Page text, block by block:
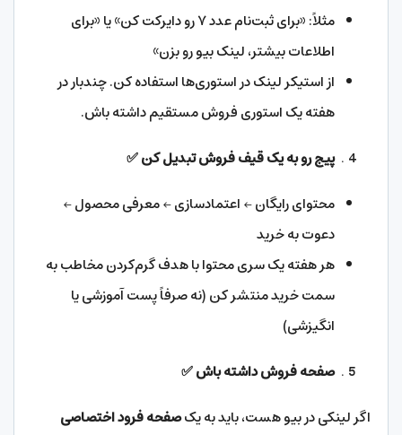
مثلاً: «برای ثبت‌نام عدد ۷ رو دایرکت کن» یا «برای
اطلاعات بیشتر، لینک بیو رو بزن»
از استیکر لینک در استوری‌ها استفاده کن. چندبار در
هفته یک استوری فروش مستقیم داشته باش.
پیج رو به یک قیف فروش تبدیل کن✅
محتوای رایگان ← اعتمادسازی ← معرفی محصول ←
دعوت به خرید
هر هفته یک سری محتوا با هدف گرم‌کردن مخاطب به
سمت خرید منتشر کن (نه صرفاً پست آموزشی یا
انگیزشی)
صفحه فروش داشته باش✅
اگر لینکی در بیو هست، باید به یکصفحه فرود اختصاصی